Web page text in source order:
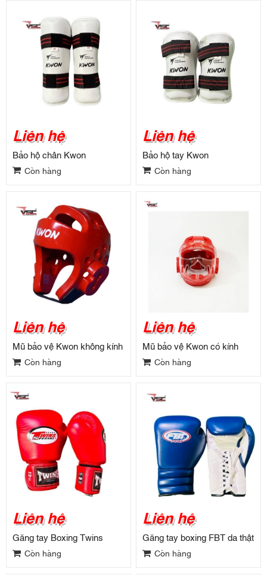
Liên hệ
Bảo hộ chân Kwon
Còn hàng
Liên hệ
Bảo hộ tay Kwon
Còn hàng
Liên hệ
Mũ bảo vệ Kwon không kính
Còn hàng
Liên hệ
Mũ bảo vệ Kwon có kính
Còn hàng
Liên hệ
Găng tay Boxing Twins
Còn hàng
Liên hệ
Găng tay boxing FBT da thật
Còn hàng